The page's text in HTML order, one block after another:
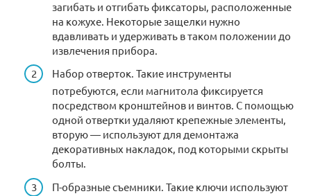
загибать и отгибать фиксаторы, расположенные
на кожухе. Некоторые защелки нужно
вдавливать и удерживать в таком положении до
извлечения прибора.
Набор отверток. Такие инструменты
потребуются, если магнитола фиксируется
посредством кронштейнов и винтов. С помощью
одной отвертки удаляют крепежные элементы,
вторую — используют для демонтажа
декоративных накладок, под которыми скрыты
болты.
П-образные съемники. Такие ключи используют